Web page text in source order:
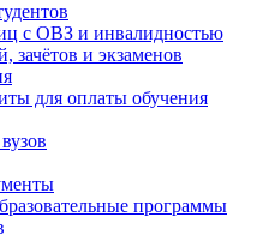
с ОВЗ и инвалидностью
зачётов и экзаменов
для оплаты обучения
программы